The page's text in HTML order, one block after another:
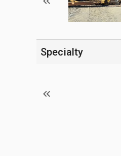
Specialty